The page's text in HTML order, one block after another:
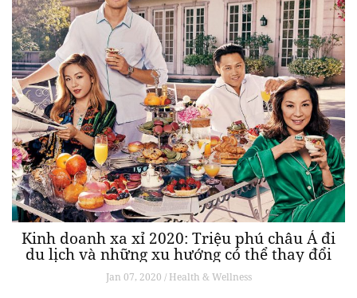
Kinh doanh xa xỉ 2020: Triệu phú châu Á đi
du lịch và những xu hướng có thể thay đổi
ngành du lịch thượng lưu
Jan 07, 2020 / Health & Wellness